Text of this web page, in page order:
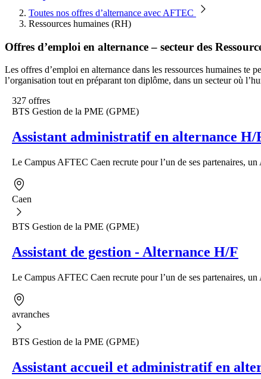
Toutes nos offres d’alternance avec AFTEC
Ressources humaines (RH)
Offres d’emploi en alternance – secteur des
Les offres d’emploi en alternance dans les ressources humaines
l’organisation tout en préparant ton diplôme, dans un secteur où
327 offres
BTS Gestion de la PME (GPME)
Assistant administratif en alternance H/
Le Campus AFTEC Caen recrute pour l’un de ses partenaires,
Caen
BTS Gestion de la PME (GPME)
Assistant de gestion - Alternance H/F
Le Campus AFTEC Caen recrute pour l’un de ses partenaires, un
avranches
BTS Gestion de la PME (GPME)
Assistant accueil et administratif en